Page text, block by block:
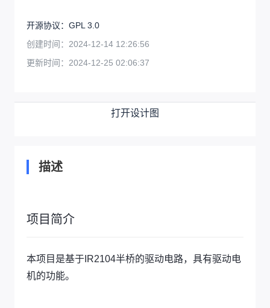
开源协议： GPL 3.0
创建时间： 2024-12-14 12:26:56
更新时间： 2024-12-25 02:06:37
打开设计图
描述
项目简介
本项目是基于IR2104半桥的驱动电路，具有驱动电
机的功能。